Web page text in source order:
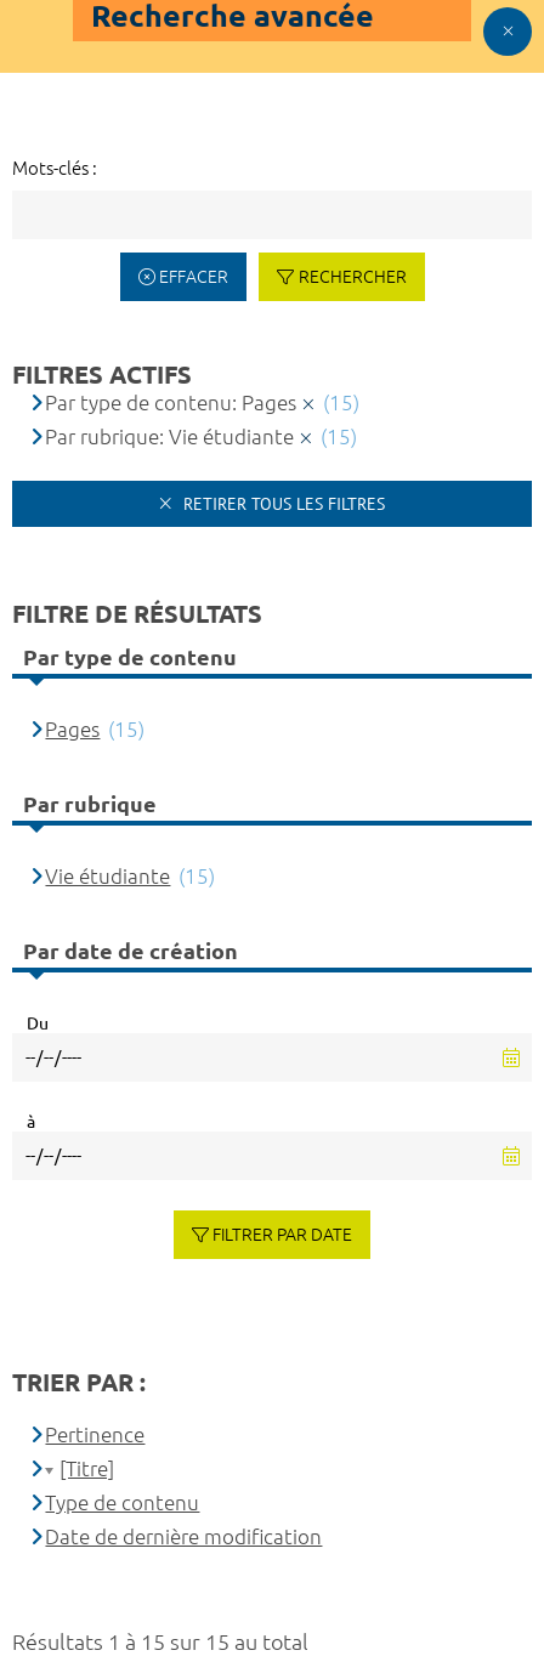
Recherche avancée
Mots-clés :
EFFACER RECHERCHER
Résultats 1 à 15 sur 15 au total
FILTRES ACTIFS
Par type de contenu: Pages
(15)
Par rubrique: Vie étudiante
(15)
RETIRER TOUS LES FILTRES
FILTRE DE RÉSULTATS
Par type de contenu
Pages (15)
Par rubrique
Vie étudiante (15)
Par date de création
Du
à
FILTRER PAR DATE
TRIER PAR :
Pertinence
[Titre]
Type de contenu
Date de dernière modification